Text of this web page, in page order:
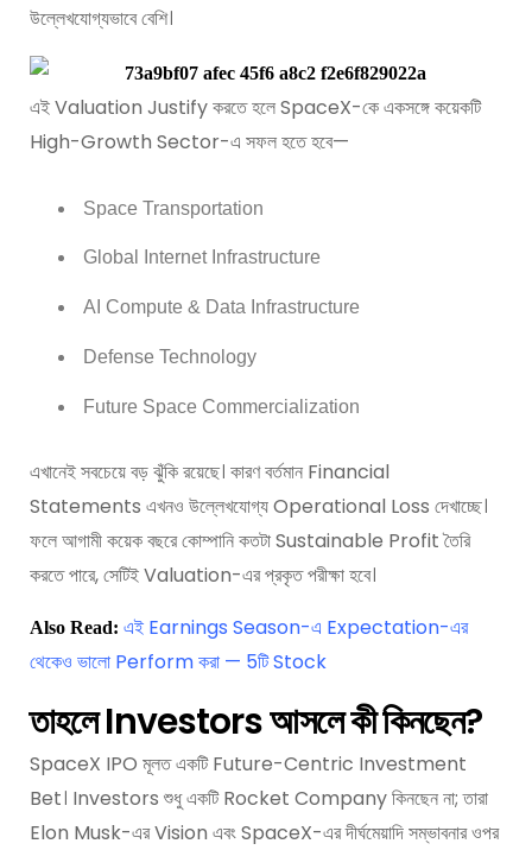
উল্লেখযোগ্যভাবে বেশি।
এই Valuation Justify করতে হলে SpaceX-কে একসঙ্গে কয়েকটি
High-Growth Sector-এ সফল হতে হবে—
Space Transportation
Global Internet Infrastructure
AI Compute & Data Infrastructure
Defense Technology
Future Space Commercialization
এখানেই সবচেয়ে বড় ঝুঁকি রয়েছে। কারণ বর্তমান Financial
Statements এখনও উল্লেখযোগ্য Operational Loss দেখাচ্ছে।
ফলে আগামী কয়েক বছরে কোম্পানি কতটা Sustainable Profit তৈরি
করতে পারে, সেটিই Valuation-এর প্রকৃত পরীক্ষা হবে।
Also Read: এই Earnings Season-এ Expectation-এর
থেকেও ভালো Perform করা — 5টি Stock
তাহলে Investors আসলে কী কিনছেন?
SpaceX IPO মূলত একটি Future-Centric Investment
Bet। Investors শুধু একটি Rocket Company কিনছেন না; তারা
Elon Musk-এর Vision এবং SpaceX-এর দীর্ঘমেয়াদি সম্ভাবনার ওপর